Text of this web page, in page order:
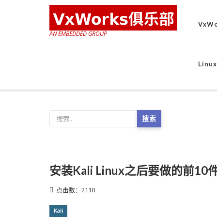
AN EMBEDDED GROUP
搜索
安装Kali Linux之后要做的前10
点击数：2110
Kali